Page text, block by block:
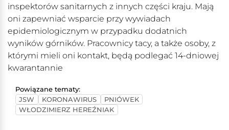
inspektorów sanitarnych z innych części kraju. Mają
oni zapewniać wsparcie przy wywiadach
epidemiologicznym w przypadku dodatnich
wyników górników. Pracownicy tacy, a także osoby, z
którymi mieli oni kontakt, będą podlegać 14-dniowej
kwarantannie
Powiązane tematy:
JSW
KORONAWIRUS
PNIÓWEK
WŁODZIMIERZ HEREŹNIAK